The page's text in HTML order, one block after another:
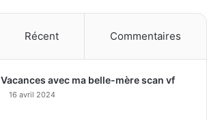
Récent Commentaires
Vacances avec ma belle-mère scan vf
16 avril 2024